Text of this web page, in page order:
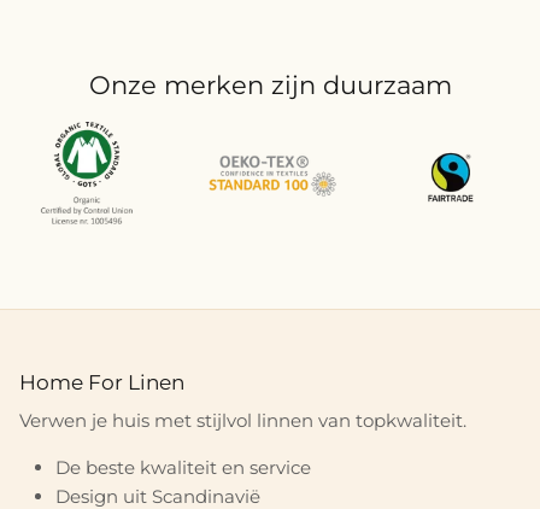
Onze merken zijn duurzaam
Home For Linen
Verwen je huis met stijlvol linnen van topkwaliteit.
De beste kwaliteit en service
Design uit Scandinavië